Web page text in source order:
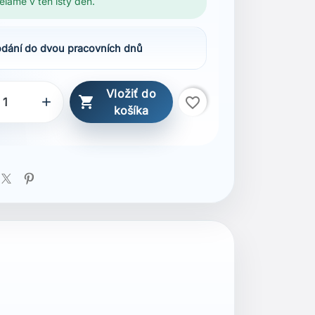
do dvou pracovních dnů
 
Vložiť do
košíka
favorite_border